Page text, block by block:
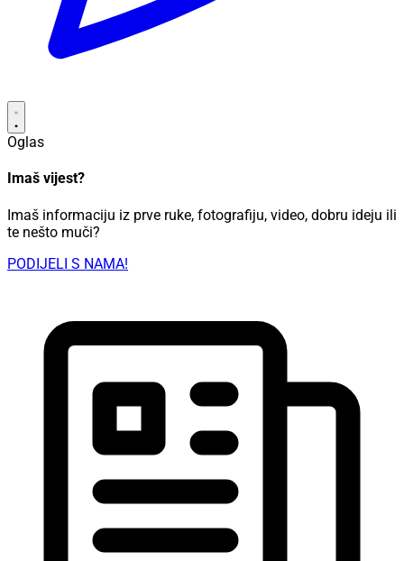
Oglas
Imaš vijest?
Imaš informaciju iz prve ruke, fotografiju, video, dobru ideju ili
te nešto muči?
PODIJELI S NAMA!